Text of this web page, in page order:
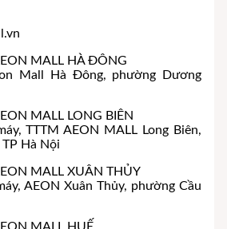
MALL HÀ ĐÔNG
Mall Hà Đông, phường Dương
MALL LONG BIÊN
TTTM AEON MALL Long Biên,
Hà Nội
MALL XUÂN THỦY
AEON Xuân Thủy, phường Cầu